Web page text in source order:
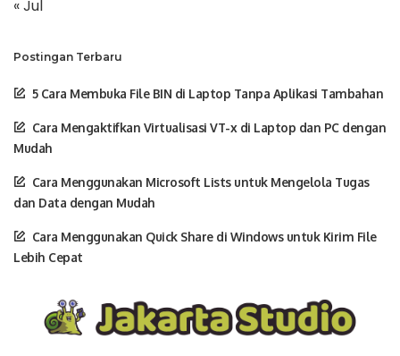
« Jul
Postingan Terbaru
5 Cara Membuka File BIN di Laptop Tanpa Aplikasi Tambahan
Cara Mengaktifkan Virtualisasi VT-x di Laptop dan PC dengan
Mudah
Cara Menggunakan Microsoft Lists untuk Mengelola Tugas
dan Data dengan Mudah
Cara Menggunakan Quick Share di Windows untuk Kirim File
Lebih Cepat